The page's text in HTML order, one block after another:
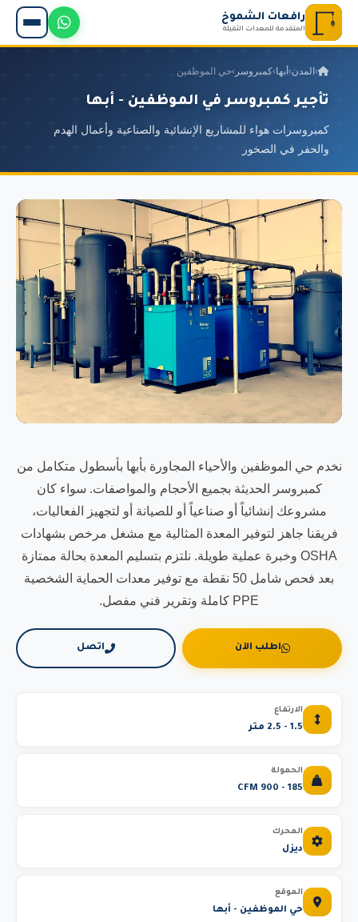
رافعات الشموخ
المتقدمة للمعدات الثقيلة
› المدن› أبها›كمبروسر ›حي الموظفين
تأجير كمبروسر في الموظفين - أبها
كمبروسرات هواء للمشاريع الإنشائية والصناعية وأعمال الهدم
والحفر في الصخور
نخدم حي الموظفين والأحياء المجاورة بأبها بأسطول متكامل من
كمبروسر الحديثة بجميع الأحجام والمواصفات. سواء كان
مشروعك إنشائياً أو صناعياً أو للصيانة أو لتجهيز الفعاليات،
فريقنا جاهز لتوفير المعدة المثالية مع مشغل مرخص بشهادات
OSHA وخبرة عملية طويلة. نلتزم بتسليم المعدة بحالة ممتازة
بعد فحص شامل 50 نقطة مع توفير معدات الحماية الشخصية
PPE كاملة وتقرير فني مفصل.
اطلب الآن اتصل
الارتفاع
1.5 - 2.5 متر
الحمولة
185 - 900 CFM
المحرك
ديزل
الموقع
حي الموظفين - أبها